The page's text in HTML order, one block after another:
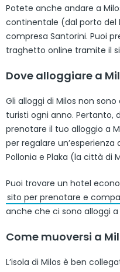
Potete anche andare a
continentale (dal porto del
compresa Santorini. Puoi
traghetto online tramite il
Dove alloggiare a
Gli alloggi di Milos non
turisti ogni anno. Pertanto,
prenotare il tuo alloggio a
per regalare un’esperienza
Pollonia e Plaka (la città di
Puoi trovare un hotel
sito per prenotare e
anche che ci sono alloggi a
Come muoversi a
L’isola di Milos è ben